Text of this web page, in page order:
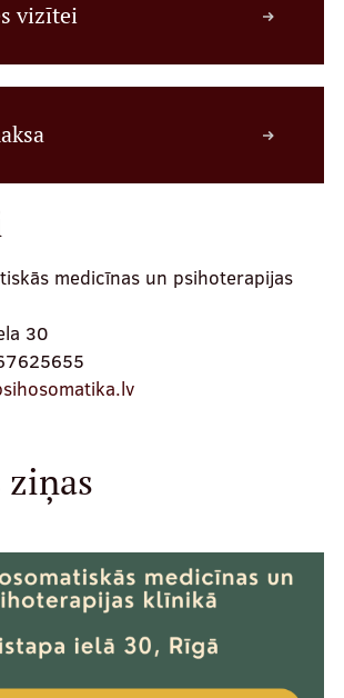
apraksti
vizītei
medicīnas un psihoterapijas
30
ziņas